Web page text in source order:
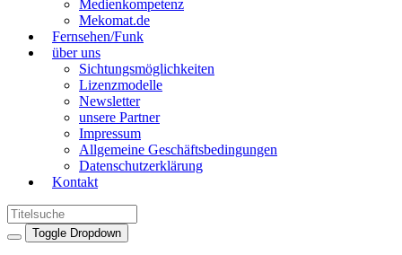
Medienkompetenz
Mekomat.de
Fernsehen/Funk
über uns
Sichtungsmöglichkeiten
Lizenzmodelle
Newsletter
unsere Partner
Impressum
Allgemeine Geschäftsbedingungen
Datenschutzerklärung
Kontakt
Toggle Dropdown